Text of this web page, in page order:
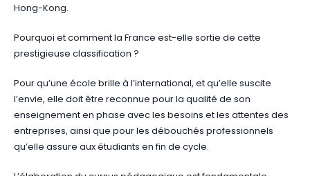
Hong-Kong.
Pourquoi et comment la France est-elle sortie de cette
prestigieuse classification ?
Pour qu’une école brille à l’international, et qu’elle suscite
l’envie, elle doit être reconnue pour la qualité de son
enseignement en phase avec les besoins et les attentes des
entreprises, ainsi que pour les débouchés professionnels
qu’elle assure aux étudiants en fin de cycle.